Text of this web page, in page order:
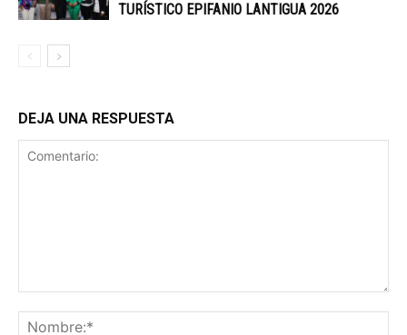
TURÍSTICO EPIFANIO LANTIGUA 2026
DEJA UNA RESPUESTA